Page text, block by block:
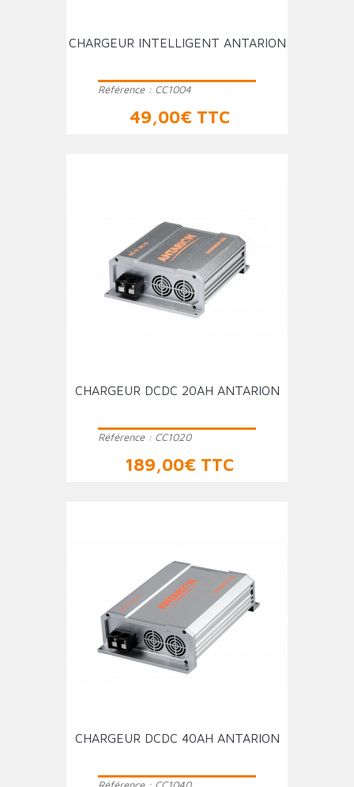
CHARGEUR INTELLIGENT ANTARION
Référence : CC1004
Prix
49,00€ TTC
CHARGEUR DCDC 20AH ANTARION
Référence : CC1020
Prix
189,00€ TTC
CHARGEUR DCDC 40AH ANTARION